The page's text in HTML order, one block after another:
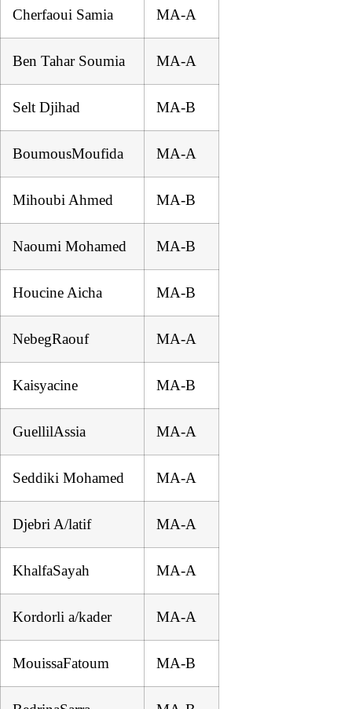
Cherfaoui Samia MA-A
Ben Tahar Soumia MA-A
Selt Djihad MA-B
BoumousMoufida MA-A
Mihoubi Ahmed MA-B
Naoumi Mohamed MA-B
Houcine Aicha MA-B
NebegRaouf MA-A
Kaisyacine MA-B
GuellilAssia MA-A
Seddiki Mohamed MA-A
Djebri A/latif MA-A
KhalfaSayah MA-A
Kordorli a/kader MA-A
MouissaFatoum MA-B